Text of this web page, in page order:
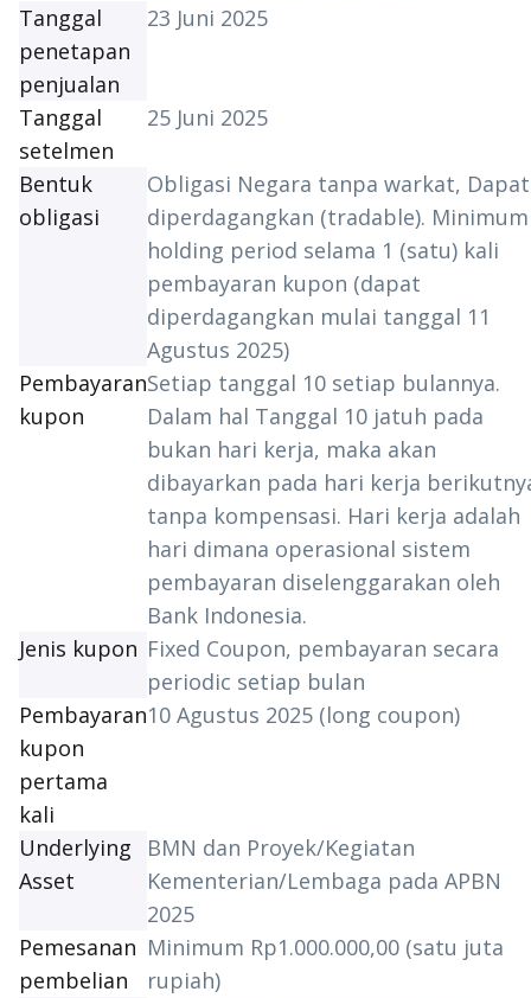
Tanggal
penetapan
penjualan
23 Juni 2025
Tanggal
setelmen
25 Juni 2025
Bentuk
obligasi
Obligasi Negara tanpa warkat, Dapat
diperdagangkan (tradable). Minimum
holding period selama 1 (satu) kali
pembayaran kupon (dapat
diperdagangkan mulai tanggal 11
Agustus 2025)
Pembayaran
kupon
Setiap tanggal 10 setiap bulannya.
Dalam hal Tanggal 10 jatuh pada
bukan hari kerja, maka akan
dibayarkan pada hari kerja
tanpa kompensasi. Hari kerja adalah
hari dimana operasional sistem
pembayaran diselenggarakan oleh
Bank Indonesia.
Jenis kupon Fixed Coupon, pembayaran secara
periodic setiap bulan
Pembayaran
kupon
pertama
kali
10 Agustus 2025 (long coupon)
Underlying
Asset
BMN dan Proyek/Kegiatan
Kementerian/Lembaga pada APBN
2025
Pemesanan
pembelian
Minimum Rp1.000.000,00 (satu juta
rupiah)